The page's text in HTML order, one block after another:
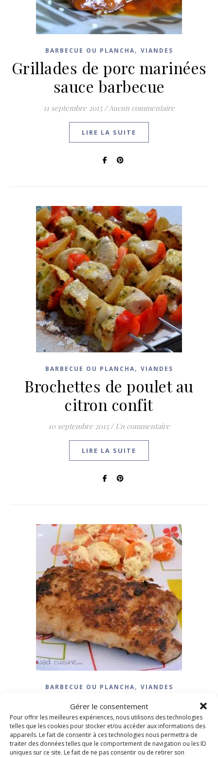
Gérer le consentement
Pour offrir les meilleures expériences, nous utilisons des technologies
telles que les cookies pour stocker et/ou accéder aux informations des
appareils. Le fait de consentir à ces technologies nous permettra de
traiter des données telles que le comportement de navigation ou les ID
uniques sur ce site. Le fait de ne pas consentir ou de retirer son
BARBECUE OU PLANCHA, VIANDES
Grillades de porc marinées
sauce barbecue
11 septembre 2015 /Aucun commentaire
LIRE LA SUITE
BARBECUE OU PLANCHA, VIANDES
Brochettes de poulet au
citron confit
10 septembre 2015 / Un commentaire
LIRE LA SUITE
BARBECUE OU PLANCHA, VIANDES
Grillades de porc marinées
au sésame
5 juillet 2015 / Aucun commentaire